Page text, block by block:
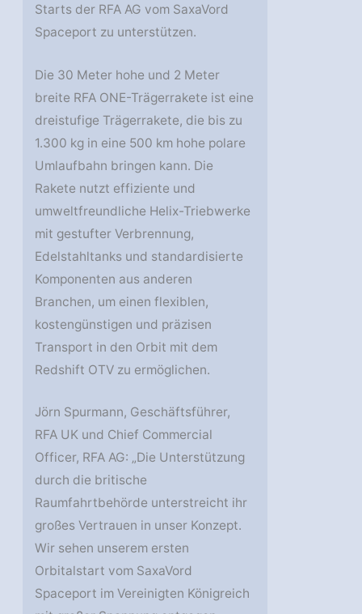
Starts der RFA AG vom SaxaVord
Spaceport zu unterstützen.
Die 30 Meter hohe und 2 Meter
breite RFA ONE-Trägerrakete ist eine
dreistufige Trägerrakete, die bis zu
1.300 kg in eine 500 km hohe polare
Umlaufbahn bringen kann. Die
Rakete nutzt effiziente und
umweltfreundliche Helix-Triebwerke
mit gestufter Verbrennung,
Edelstahltanks und standardisierte
Komponenten aus anderen
Branchen, um einen flexiblen,
kostengünstigen und präzisen
Transport in den Orbit mit dem
Redshift OTV zu ermöglichen.
Jörn Spurmann, Geschäftsführer,
RFA UK und Chief Commercial
Officer, RFA AG: „Die Unterstützung
durch die britische
Raumfahrtbehörde unterstreicht ihr
großes Vertrauen in unser Konzept.
Wir sehen unserem ersten
Orbitalstart vom SaxaVord
Spaceport im Vereinigten Königreich